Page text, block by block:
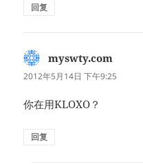
回复
myswty.com
道：
2012年5月14日 下午9:25
你在用KLOXO？
回复